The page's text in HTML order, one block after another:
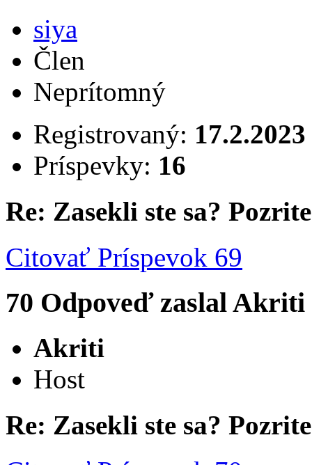
siya
Člen
Neprítomný
Registrovaný: 17.2.2023
Príspevky: 16
Re: Zasekli ste sa?
Citovať Príspevok 69
70 Odpoveď zaslalAkriti
Akriti
Host
Re: Zasekli ste sa?